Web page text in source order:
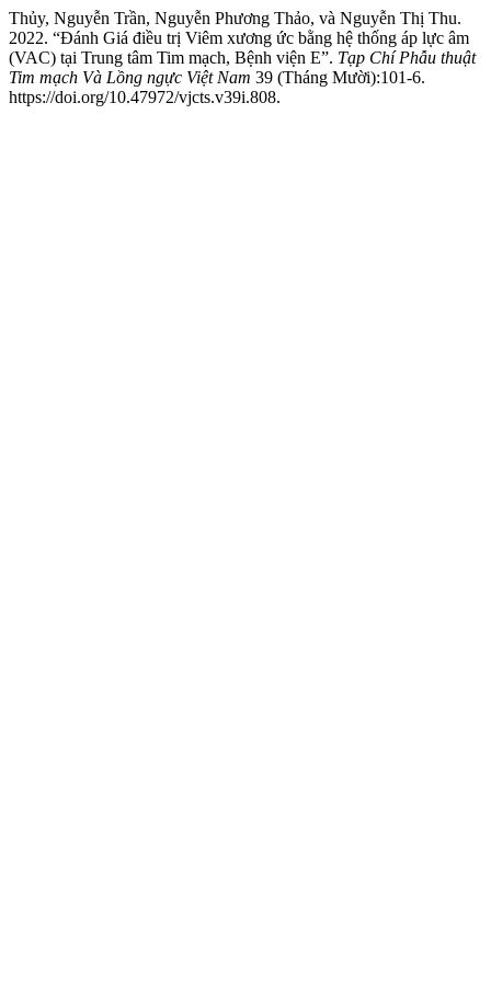
Thủy, Nguyễn Trần, Nguyễn Phương Thảo, và Nguyễn Thị Thu.
2022. “Đánh Giá điều trị Viêm xương ức bằng hệ thống áp lực âm
(VAC) tại Trung tâm Tim mạch, Bệnh viện E”. Tạp Chí Phẫu thuật
Tim mạch Và Lồng ngực Việt Nam 39 (Tháng Mười):101-6.
https://doi.org/10.47972/vjcts.v39i.808.